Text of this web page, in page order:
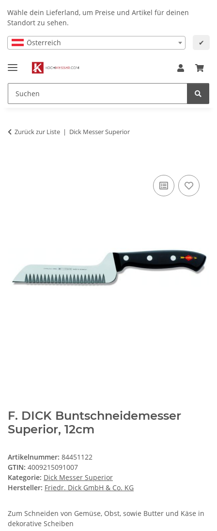
Wähle dein Lieferland, um Preise und Artikel für deinen
Standort zu sehen.
Österreich ✔
Zurück zur Liste Dick Messer Superior
F. DICK Buntschneidemesser
Superior, 12cm
Artikelnummer: 84451122
GTIN: 4009215091007
Kategorie: Dick Messer Superior
Hersteller: Friedr. Dick GmbH & Co. KG
Zum Schneiden von Gemüse, Obst, sowie Butter und Käse in
dekorative Scheiben